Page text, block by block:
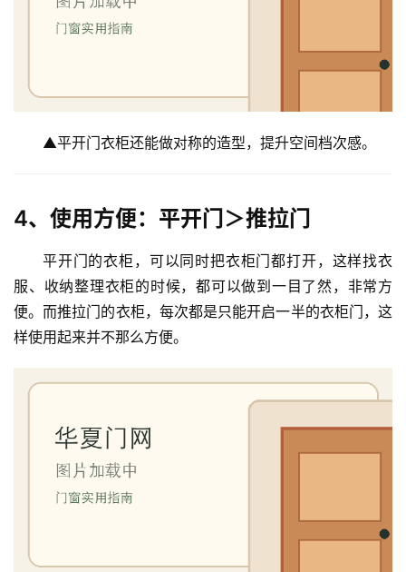
联
们
▲平开门衣柜还能做对称的造型，提升空间档次感。
4、使用方便：平开门＞推拉门
平开门的衣柜，可以同时把衣柜门都打开，这样找衣
服、收纳整理衣柜的时候，都可以做到一目了然，非常方
便。而推拉门的衣柜，每次都是只能开启一半的衣柜门，这
样使用起来并不那么方便。